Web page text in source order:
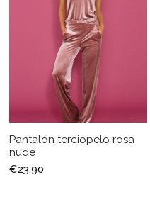
Pantalón terciopelo rosa
nude
€23,90